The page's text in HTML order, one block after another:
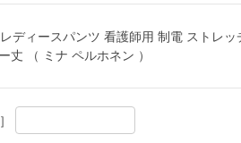
ディースパンツ 看護師用 制電 ストレ
丈 （ ミナ ペルホネン ）